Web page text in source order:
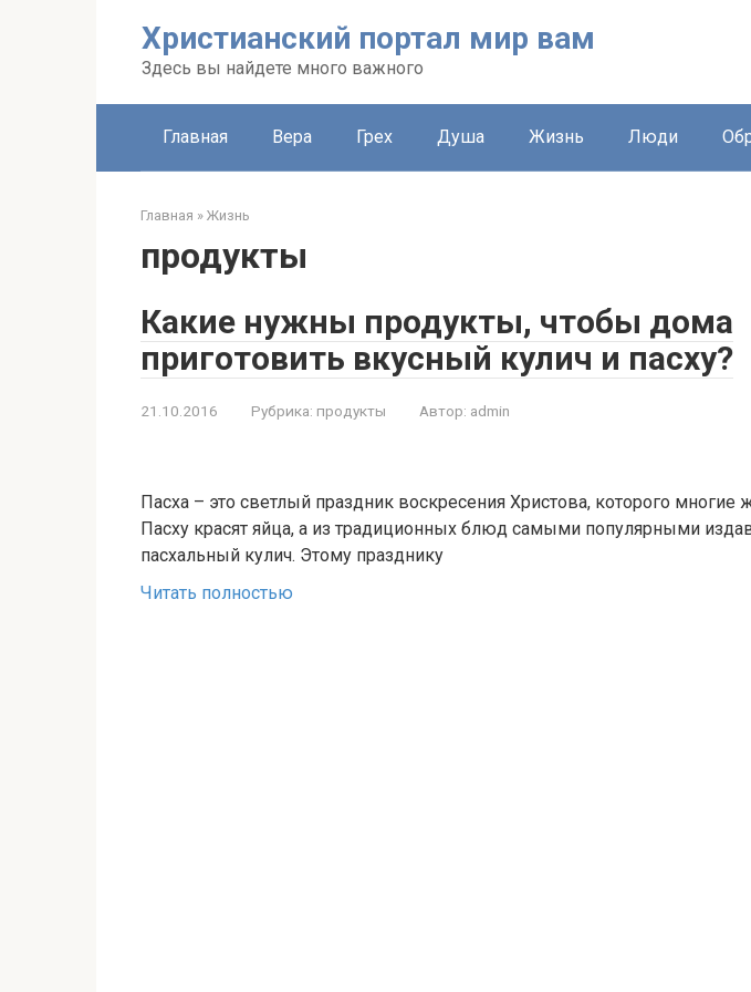
Христианский портал мир вам
Здесь вы найдете много важного
Главная Вера Грех Душа Жизнь Люди
Главная » Жизнь
продукты
Какие нужны продукты, чтобы дома
приготовить вкусный кулич и пасху?
21.10.2016 Рубрика: продукты Автор: admin
Пасха – это светлый праздник воскресения Христова, которого многие
Пасху красят яйца, а из традиционных блюд самыми популярными
пасхальный кулич. Этому празднику
Читать полностью